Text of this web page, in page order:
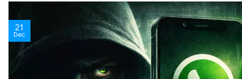
21
Dec